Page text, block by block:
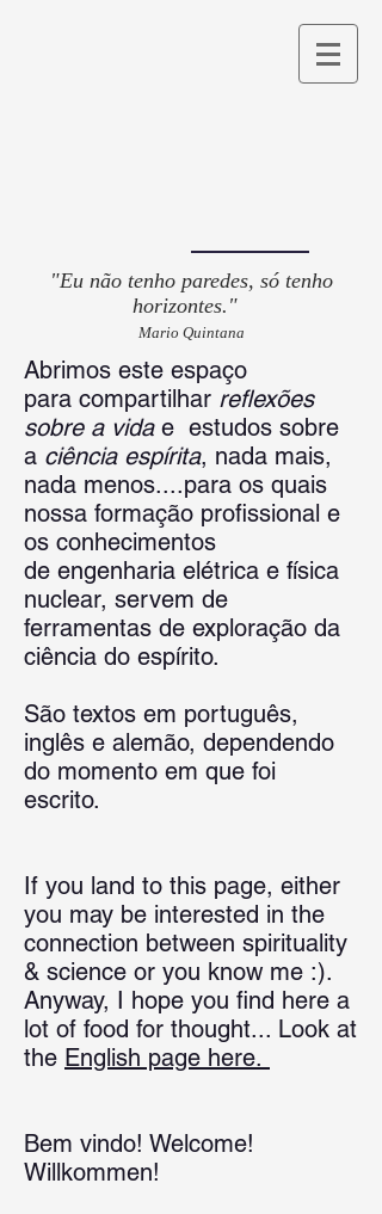
"Eu não tenho paredes, só tenho
horizontes."
Mario Quintana
Abrimos este espaço
para compartilhar reflexões
sobre a vidae estudos sobre
a ciência espírita, nada mais,
nada menos....para os quais
nossa formação profissional e
os conhecimentos
de engenharia elétrica e física
nuclear, servem de
ferramentas de exploração da
ciência do espírito.
São textos em português,
inglês e alemão, dependendo
do momento em que foi
escrito.
If you land to this page, either
you may be interested in the
connection between spirituality
& science or you know me :).
Anyway, I hope you find here a
lot of food for thought... Look at
the English page here.
Bem vindo! Welcome!
Willkommen!